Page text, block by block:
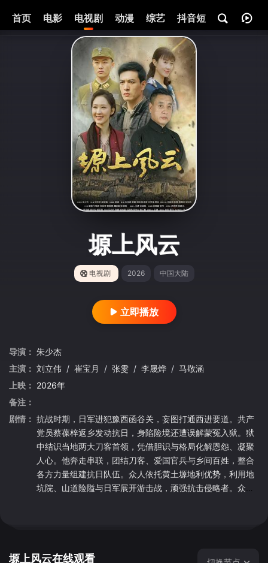
首页 电影 电视剧 动漫 综艺 抖音短剧 即将热映
塬上风云
电视剧 2026 中国大陆
立即播放
导演： 朱少杰
主演： 刘立伟 / 崔宝月 / 张雯 / 李晟烨 / 马敬涵
上映： 2026年
备注：
剧情： 抗战时期，日军进犯豫西函谷关，妄图打通西进要道。共产
党员蔡葆梓返乡发动抗日，身陷险境还遭误解蒙冤入狱。狱
中结识当地两大刀客首领，凭借胆识与格局化解恩怨、凝聚
人心。他奔走串联，团结刀客、爱国官兵与乡间百姓，整合
各方力量组建抗日队伍。众人依托黄土塬地利优势，利用地
坑院、山道险隘与日军展开游击战，顽强抗击侵略者。众人
塬上风云在线观看